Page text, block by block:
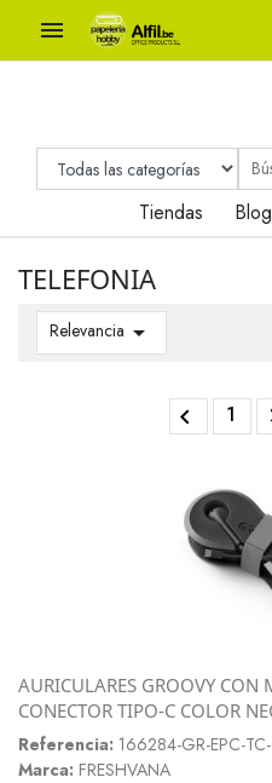

Tiendas Blog
TELEFONIA
Relevancia 
 1
AURICULARES GROOVY CON
CONECTOR TIPO-C COLOR
Referencia: 166284-GR-EPC-TC-
Marca: FRESHVANA